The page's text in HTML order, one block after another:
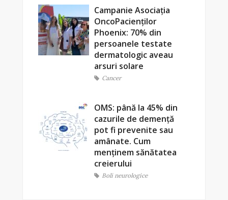
Campanie Asociația
OncoPacienților
Phoenix: 70% din
persoanele testate
dermatologic aveau
arsuri solare
Cancer
OMS: până la 45% din
cazurile de demență
pot fi prevenite sau
amânate. Cum
menținem sănătatea
creierului
Boli neurologice